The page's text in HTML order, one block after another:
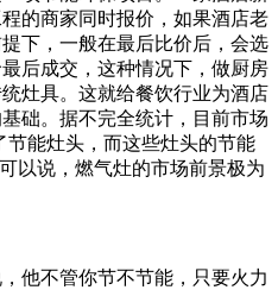
的商家同时报价，如果酒店老
下，一般在最后比价后，会选
后成交，这种情况下，做厨房
灶具。这就给餐饮行业为酒店
础。据不完全统计，目前市场
节能灶头，而这些灶头的节能
以说，燃气灶的市场前景极为
他不管你节不节能，只要火力